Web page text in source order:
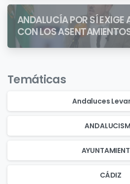
ANDALUCÍA POR SÍ EXIGE
CON LOS
CHABOLISTAS
Temáticas
Andaluces
CÁDIZ